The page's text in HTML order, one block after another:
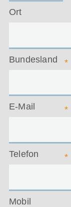
Ort
Bundesland *
E-Mail *
Telefon *
Mobil